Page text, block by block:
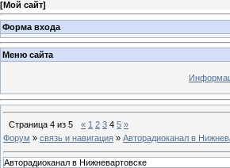
[Мой сайт]
Форма входа
Меню сайта
Страница 4 из 5 « 1 2 3 4 5 »
Форум » связь и навигация » Авторадиоканал в
Авторадиоканал в Нижневартовске